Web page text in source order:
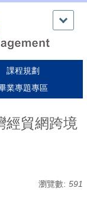
課程規劃
業專題專區
經貿網跨境
瀏覽數: 591